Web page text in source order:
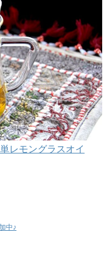
レモングラスオイ
中♪